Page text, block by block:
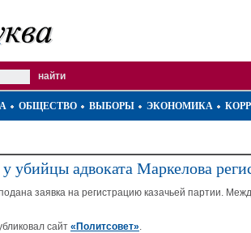
ОБЩЕСТВО ВЫБОРЫ ЭКОНОМИКА
убийцы адвоката Маркелова
заявка на регистрацию казачьей партии.
сайт «Политсовет».